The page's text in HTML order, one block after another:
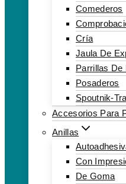
Comederos
Cría
Jaula De
Parrillas De
Posaderos
Spoutnik-
Accesorios Para
Anillas
Con
De Goma